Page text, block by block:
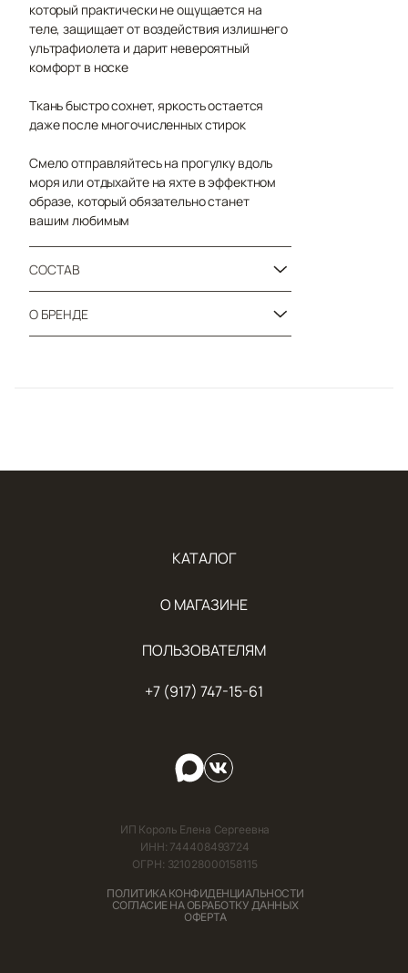
который практически не ощущается на
теле, защищает от воздействия излишнего
ультрафиолета и дарит невероятный
комфорт в носке
Ткань быстро сохнет, яркость остается
даже после многочисленных стирок
Смело отправляйтесь на прогулку вдоль
моря или отдыхайте на яхте в эффектном
образе, который обязательно станет
вашим любимым
СОСТАВ
О БРЕНДЕ
КАТАЛОГ
О МАГАЗИНЕ
ПОЛЬЗОВАТЕЛЯМ
+7 (917) 747-15-61
ИП Король Елена Сергеевна
ИНН: 744408493724
ОГРН: 321028000158115
ПОЛИТИКА КОНФИДЕНЦИАЛЬНОСТИ
СОГЛАСИЕ НА ОБРАБОТКУ ДАННЫХ
ОФЕРТА